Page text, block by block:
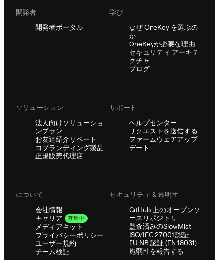
開発者
開発者ポータル
学び
なぜ OneKey を選ぶの
か
OneKeyが必要な理由
セキュリティ アーキテ
クチャ
ブログ
ソリューション
法人向けソリューショ
ンプラン
お友達紹介リベート
コブランディング製品
正規販売代理店
サポート
ヘルプセンター
リクエストを送信する
ファームウェアアップ
デート
について
会社情報
キャリア
募集中
メディアキット
プライバシーポリシー
ユーザー規約
チーム検証
セキュリティ & 透明性
GitHub 上のオープンソ
ースリポジトリ
監査済みのSlowMist
ISO/IEC 27001 認証
EU NB 認証 (EN 18031)
脆弱性を報告する